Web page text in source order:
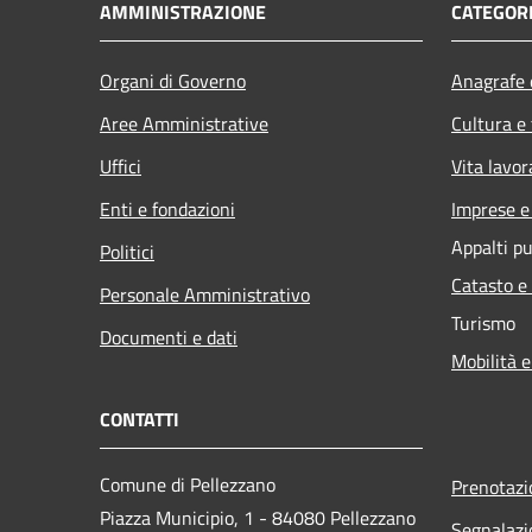
AMMINISTRAZIONE
Organi di Governo
Aree Amministrative
Uffici
Enti e fondazioni
Politici
Personale Amministrativo
Documenti e dati
Cultura
Vita
Imprese
Appalti
Catasto
Turismo
Mobilità
CONTATTI
Comune di Pellezzano
Piazza Municipio, 1 - 84080 Pellezzano